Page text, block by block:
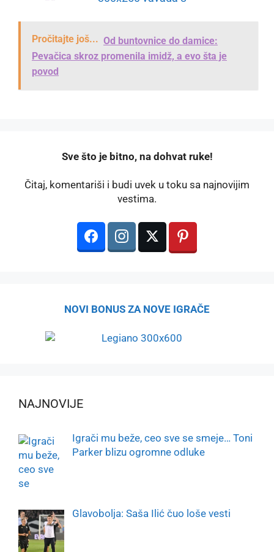
Pročitajte još... Od buntovnice do damice:
Pevačica skroz promenila imidž, a evo šta je
povod
️Sve što je bitno, na dohvat ruke!
Čitaj, komentariši i budi uvek u toku sa najnovijim
vestima.
NOVI BONUS ZA NOVE IGRAČE
NAJNOVIJE
Igrači mu beže, ceo sve se smeje… Toni
Parker blizu ogromne odluke
Glavobolja: Saša Ilić čuo loše vesti